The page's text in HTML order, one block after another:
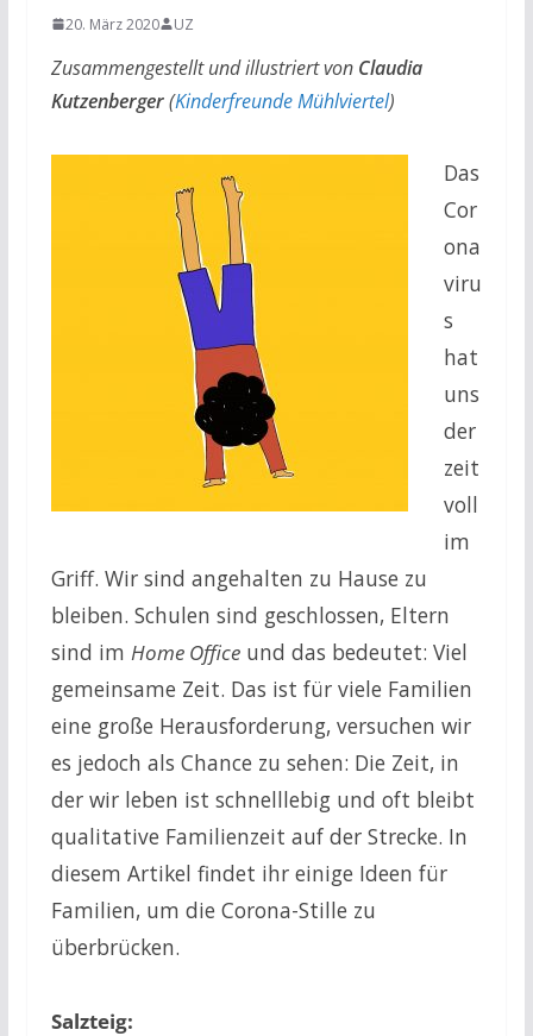
20. März 2020 UZ
Zusammengestellt und illustriert von Claudia
Kutzenberger(Kinderfreunde Mühlviertel)
Das
Cor
ona
viru
s
hat
uns
der
zeit
voll
im
Griff. Wir sind angehalten zu Hause zu
bleiben. Schulen sind geschlossen, Eltern
sind im Home Officeund das bedeutet: Viel
gemeinsame Zeit. Das ist für viele Familien
eine große Herausforderung, versuchen wir
es jedoch als Chance zu sehen: Die Zeit, in
der wir leben ist schnelllebig und oft bleibt
qualitative Familienzeit auf der Strecke. In
diesem Artikel findet ihr einige Ideen für
Familien, um die Corona-Stille zu
überbrücken.
Salzteig: